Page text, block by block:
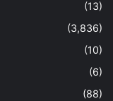
(13)
(3,836)
(10)
(6)
(88)